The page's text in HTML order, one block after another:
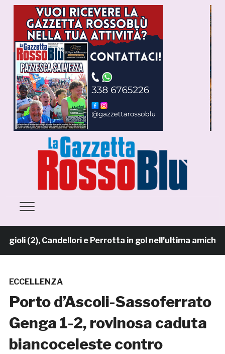
(2), Candellori e Perrotta in gol nell’ultima amichevole.
ECCELLENZA
Porto d’Ascoli-Sassoferrato
Genga 1-2, rovinosa caduta
biancoceleste contro